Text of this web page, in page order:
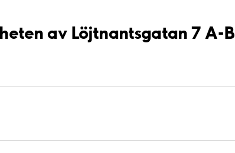
av Löjtnantsgatan 7 A-B